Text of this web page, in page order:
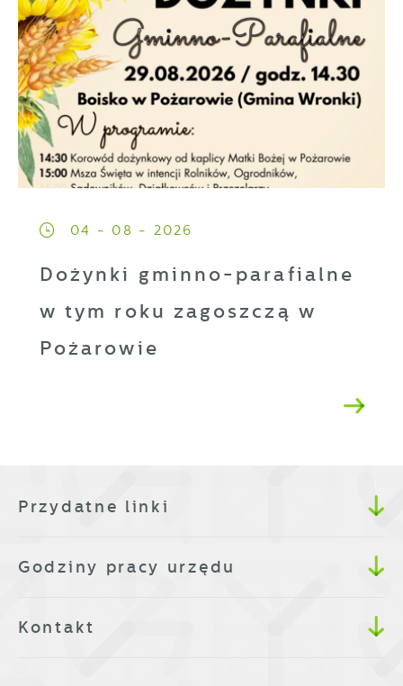
04 - 08 - 2026
Dożynki gminno-parafialne
w tym roku zagoszczą w
Pożarowie
Przydatne linki
Godziny pracy urzędu
Kontakt